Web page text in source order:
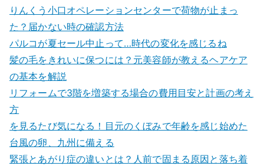
りんくう小口オペレーションセンターで荷物が止まっ
た？届かない時の確認方法
パルコが夏セール中止って…時代の変化を感じるね
髪の毛をきれいに保つには？元美容師が教えるヘアケア
の基本を解説
リフォームで3階を増築する場合の費用目安と計画の考え
方
を見るたび気になる！目元のくぼみで年齢を感じ始めた
台風の卵、九州に備える
緊張とあがり症の違いとは？人前で固まる原因と落ち着